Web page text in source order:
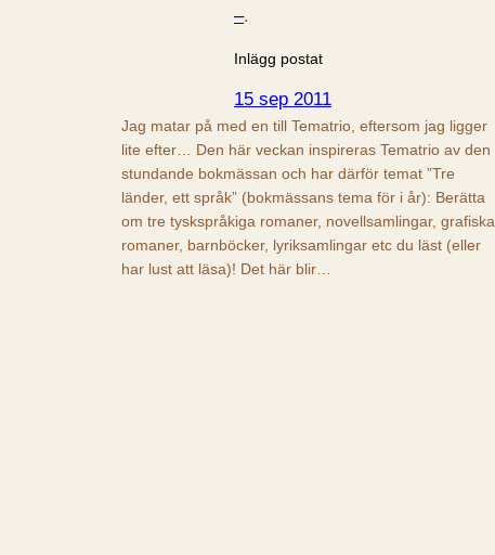
–.
Inlägg postat
15 sep 2011
Jag matar på med en till Tematrio, eftersom jag ligger
lite efter… Den här veckan inspireras Tematrio av den
stundande bokmässan och har därför temat ”Tre
länder, ett språk” (bokmässans tema för i år): Berätta
om tre tyskspråkiga romaner, novellsamlingar, grafiska
romaner, barnböcker, lyriksamlingar etc du läst (eller
har lust att läsa)! Det här blir…